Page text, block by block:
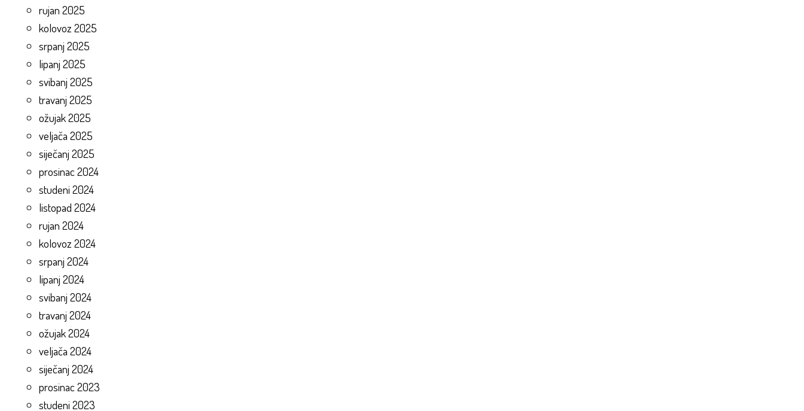
rujan 2025
kolovoz 2025
srpanj 2025
lipanj 2025
svibanj 2025
travanj 2025
ožujak 2025
veljača 2025
siječanj 2025
prosinac 2024
studeni 2024
listopad 2024
rujan 2024
kolovoz 2024
srpanj 2024
lipanj 2024
svibanj 2024
travanj 2024
ožujak 2024
veljača 2024
siječanj 2024
prosinac 2023
studeni 2023